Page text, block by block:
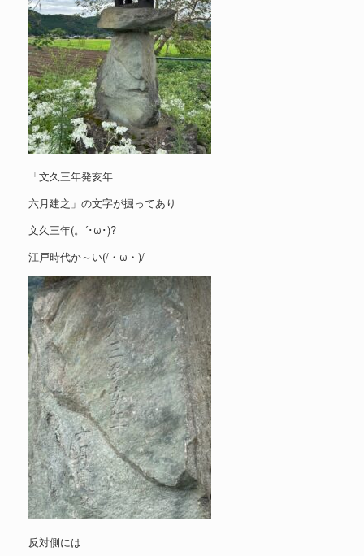
「文久三年発亥年
六月建之」の文字が掘ってあり
文久三年(。´･ω･)?
江戸時代か～い(/・ω・)/
反対側には